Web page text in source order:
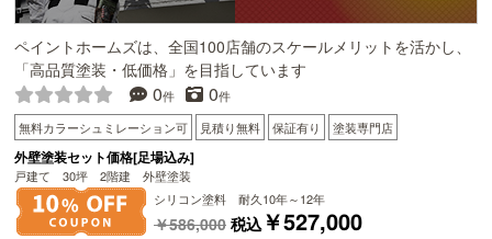
ペイントホームズは、全国100店舗のスケールメリットを活かし、
「高品質塗装・低価格」を目指しています
0件 0件
無料カラーシュミレーション可 見積り無料 保証有り 塗装専門店
外壁塗装セット価格[足場込み]
戸建て 30坪 2階建 外壁塗装
シリコン塗料 耐久10年～12年
￥586,000 税込￥527,000